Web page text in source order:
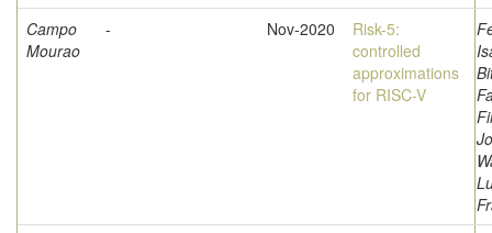
Campo
Mourao
- Nov-2020
Risk-5:
controlled
approximations
for RISC-V